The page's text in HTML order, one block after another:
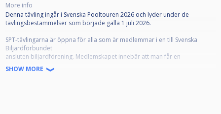
More info
Denna tävling ingår i Svenska Pooltouren 2026 och lyder under de
tävlingsbestämmelser som började gälla 1 juli 2026.
SPT-tävlingarna är öppna för alla som är medlemmar i en till Svenska
Biljardförbundet
ansluten biljardförening. Medlemskapet innebär att man får en
tävlingslicens, och att klubben registrerar spelaren som "Spelare" på
IdrottOnline.
SHOW MORE